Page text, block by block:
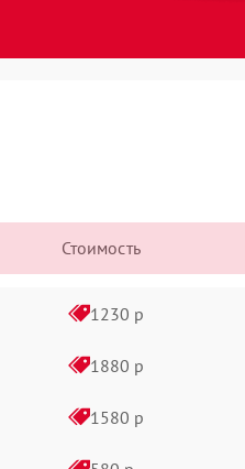
Стоимость
1230 р
1880 р
1580 р